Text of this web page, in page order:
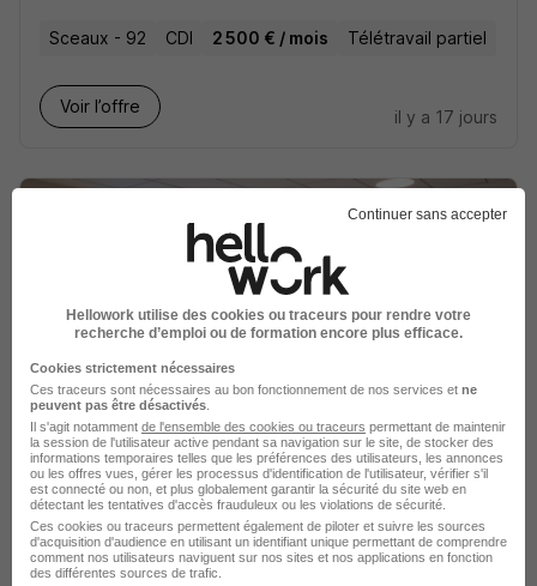
Sceaux - 92 CDI 2 500 € / mois Télétravail partiel
Voir l’offre
il y a 17 jours
Auxiliaire de Puériculture H/F
Les Petites Canailles
Sceaux - 92 CDI 2 252 - 2 523 € / mois
Voir l’offre
il y a 22 jours
Continuer sans accepter
Hellowork utilise des cookies ou traceurs pour rendre votre
recherche d’emploi ou de formation encore plus efficace.
Cookies strictement nécessaires
Ces traceurs sont nécessaires au bon fonctionnement de nos services et ne
peuvent pas être désactivés
Il s'agit notamment de l'ensemble des cookies ou traceurs permettant de maintenir
la session de l'utilisateur active pendant sa navigation sur le site, de stocker des
informations temporaires telles que les préférences des utilisateurs, les annonces
ou les offres vues, gérer les processus d'identification de l'utilisateur, vérifier s'il
est connecté ou non, et plus globalement garantir la sécurité du site web en
détectant les tentatives d'accès frauduleux ou les violations de sécurité.
Ces cookies ou traceurs permettent également de piloter et suivre les sources
d'acquisition d'audience en utilisant un identifiant unique permettant de comprendre
comment nos utilisateurs naviguent sur nos sites et nos applications en fonction
des différentes sources de trafic.